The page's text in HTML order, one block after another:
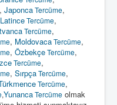
, JaponcaTercüme,
LatinceTercüme,
Tercüme,
, MoldovacaTercüme,
, ÖzbekçeTercüme,
Tercüme,
, SırpçaTercüme,
Tercüme,
,YunancaTercüme olmak